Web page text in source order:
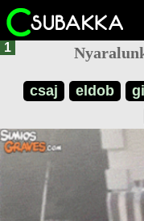
1
csaj eldob